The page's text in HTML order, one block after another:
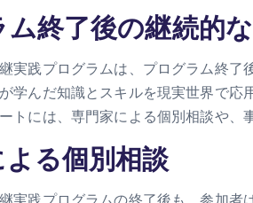
終了後の継続的
実践プログラムは、プログラム終
学んだ知識とスキルを現実世界で
トには、専門家による個別相談や、
る個別相談
実践プログラムの終了後も、参加